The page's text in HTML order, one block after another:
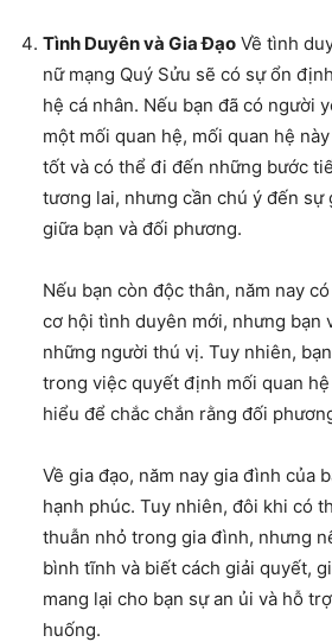
Tình Duyên và Gia Đạo Về tình
nữ mạng Quý Sửu sẽ có sự ổn
hệ cá nhân. Nếu bạn đã có người
một mối quan hệ, mối quan hệ
tốt và có thể đi đến những bước
tương lai, nhưng cần chú ý đến sự
giữa bạn và đối phương.
Nếu bạn còn độc thân, năm nay
cơ hội tình duyên mới, nhưng bạn
những người thú vị. Tuy nhiên,
trong việc quyết định mối quan
hiểu để chắc chắn rằng đối
Về gia đạo, năm nay gia đình của
hạnh phúc. Tuy nhiên, đôi khi có
thuẫn nhỏ trong gia đình, nhưng
bình tĩnh và biết cách giải quyết,
mang lại cho bạn sự an ủi và hỗ
huống.